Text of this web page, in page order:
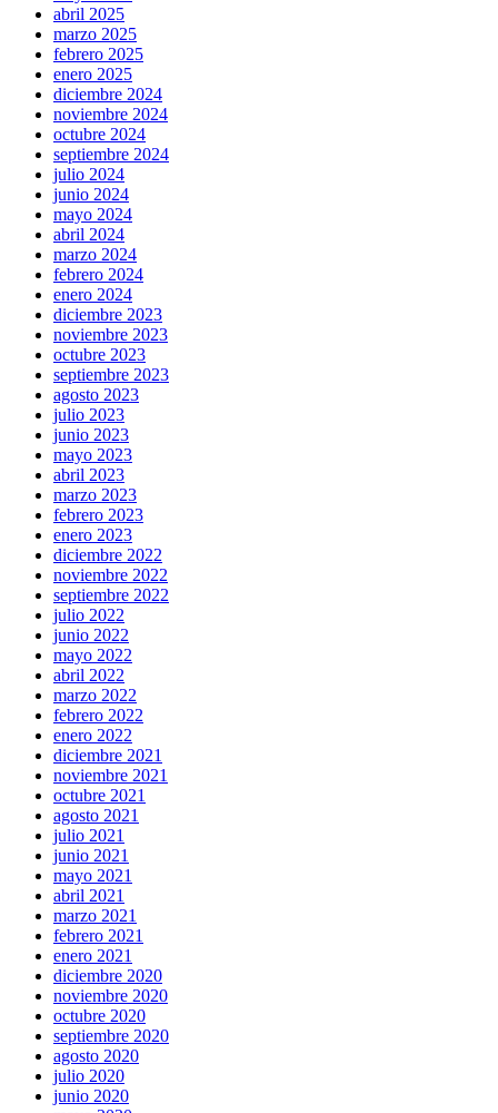
abril 2025
marzo 2025
febrero 2025
enero 2025
diciembre 2024
noviembre 2024
octubre 2024
septiembre 2024
julio 2024
junio 2024
mayo 2024
abril 2024
marzo 2024
febrero 2024
enero 2024
diciembre 2023
noviembre 2023
octubre 2023
septiembre 2023
agosto 2023
julio 2023
junio 2023
mayo 2023
abril 2023
marzo 2023
febrero 2023
enero 2023
diciembre 2022
noviembre 2022
septiembre 2022
julio 2022
junio 2022
mayo 2022
abril 2022
marzo 2022
febrero 2022
enero 2022
diciembre 2021
noviembre 2021
octubre 2021
agosto 2021
julio 2021
junio 2021
mayo 2021
abril 2021
marzo 2021
febrero 2021
enero 2021
diciembre 2020
noviembre 2020
octubre 2020
septiembre 2020
agosto 2020
julio 2020
junio 2020